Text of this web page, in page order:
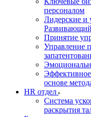
персоналом
Лидерские и
Развивающий
Принятие
Управление
основе
HR отдел
Система
раскрытия